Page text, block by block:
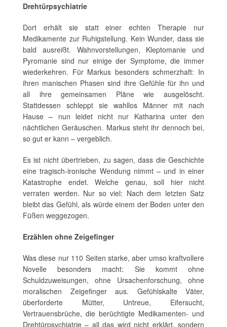
Drehtürpsychiatrie
Dort erhält sie statt einer echten Therapie nur
Medikamente zur Ruhigstellung. Kein Wunder, dass sie
bald ausreißt. Wahnvorstellungen, Kleptomanie und
Pyromanie sind nur einige der Symptome, die immer
wiederkehren. Für Markus besonders schmerzhaft: In
ihren manischen Phasen sind ihre Gefühle für ihn und
all ihre gemeinsamen Pläne wie ausgelöscht.
Stattdessen schleppt sie wahllos Männer mit nach
Hause – nun leidet nicht nur Katharina unter den
nächtlichen Geräuschen. Markus steht ihr dennoch bei,
so gut er kann – vergeblich.
Es ist nicht übertrieben, zu sagen, dass die Geschichte
eine tragisch-ironische Wendung nimmt – und in einer
Katastrophe endet. Welche genau, soll hier nicht
verraten werden. Nur so viel: Nach dem letzten Satz
bleibt das Gefühl, als würde einem der Boden unter den
Füßen weggezogen.
Erzählen ohne Zeigefinger
Was diese nur 110 Seiten starke, aber umso kraftvollere
Novelle besonders macht: Sie kommt ohne
Schuldzuweisungen, ohne Ursachenforschung, ohne
moralischen Zeigefinger aus. Gefühlskalte Väter,
überforderte Mütter, Untreue, Eifersucht,
Vertrauensbrüche, die berüchtigte Medikamenten- und
Drehtürpsychiatrie – all das wird nicht erklärt, sondern